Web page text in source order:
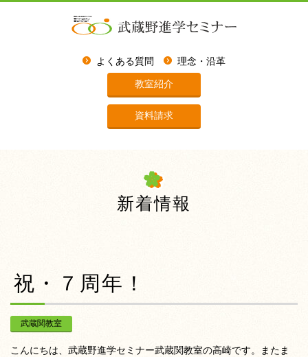
よくある質問 理念・沿革
教室紹介
資料請求
新着情報
祝・７周年！
武蔵関教室
こんにちは、武蔵野進学セミナー武蔵関教室の高崎です。またま